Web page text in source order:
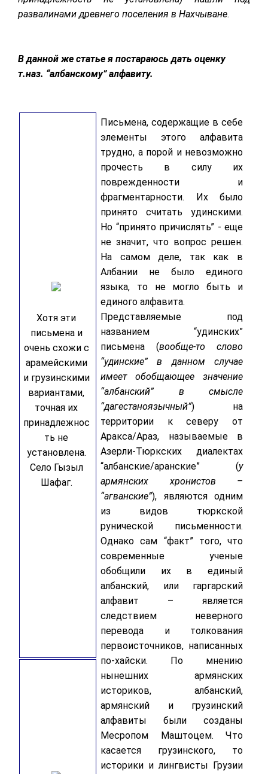
развалинами древнего поселения в Нахчыване.
В данной же статье я постараюсь дать оценку
т.наз. “албанскому” алфавиту.
Хотя эти
письмена и
очень схожи с
арамейскими
и грузинскими
вариантами,
точная их
принадлежнос
ть не
установлена.
Село Гызыл
Шафаг.
Письмена, содержащие в себе
элементы этого алфавита
трудно, а порой и невозможно
прочесть в силу их
поврежденности и
фрагментарности. Их было
принято считать удинскими.
Но “принято причислять” - еще
не значит, что вопрос решен.
На самом деле, так как в
Албании не было единого
языка, то не могло быть и
единого алфавита.
Представляемые под
названием “удинских”
письмена (вообще-то слово
“удинские” в данном случае
имеет обобщающее значение
“албанский” в смысле
“дагестаноязычный”) на
территории к северу от
Аракса/Араз, называемые в
Азерли-Тюркских диалектах
“албанские/аранские” (у
армянских хронистов –
“агванские”), являются одним
из видов тюркской
рунической письменности.
Однако сам “факт” того, что
современные ученые
обобщили их в единый
албанский, или гаргарский
алфавит – является
следствием неверного
перевода и толкования
первоисточников, написанных
по-хайски. По мнению
нынешних армянских
историков, албанский,
армянский и грузинский
алфавиты были созданы
Месропом Маштоцем. Что
касается грузинского, то
историки и лингвисты Грузии